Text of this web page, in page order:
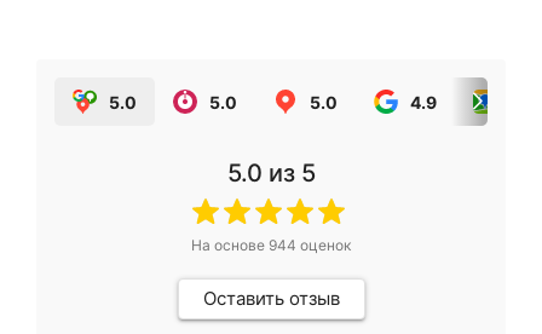
5.0 5.0 5.0 4.9
5.0 из 5
На основе 944 оценок
Оставить отзыв